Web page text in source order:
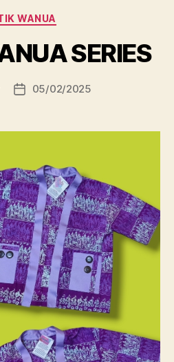
Categories
WANUA
SERIES
Post05/02/2025